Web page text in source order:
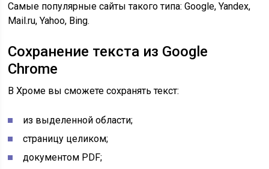
Самые популярные сайты такого типа: Google, Yandex,
Mail.ru, Yahoo, Bing.
Сохранение текста из Google
Chrome
В Хроме вы сможете сохранять текст:
из выделенной области;
страницу целиком;
документом PDF;